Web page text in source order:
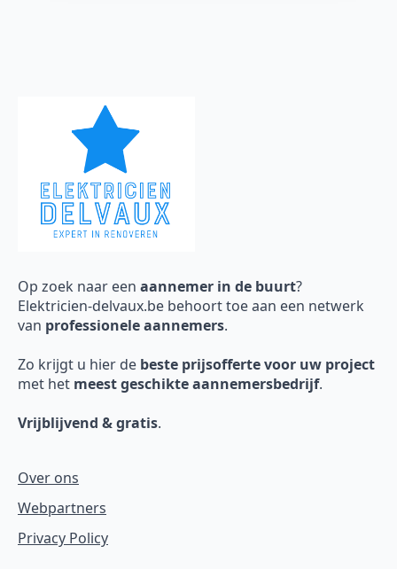
Op zoek naar een aannemer in de buurt?
Elektricien-delvaux.be behoort toe aan een netwerk
van professionele aannemers.
Zo krijgt u hier de beste prijsofferte voor uw project
met het meest geschikte aannemersbedrijf.
Vrijblijvend & gratis.
Over ons
Webpartners
Privacy Policy